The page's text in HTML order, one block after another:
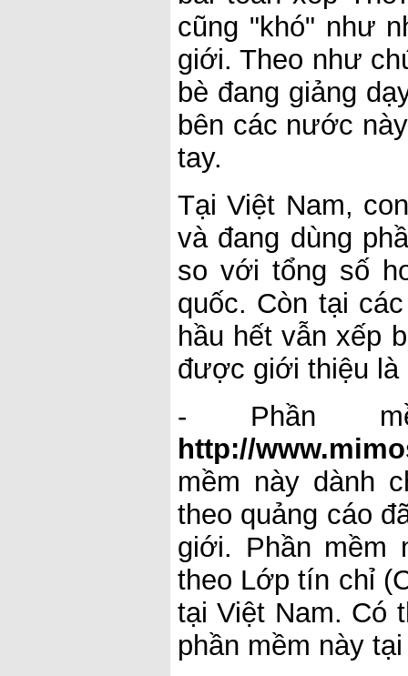
cũng "khó" như
giới. Theo như
bè đang giảng
bên các nước
tay.
Tại Việt Nam,
và đang dùng
so với tổng số
quốc. Còn tại
hầu hết vẫn xếp
được giới thiệu là
- Phần
http://
mềm này dành
theo quảng cáo
giới. Phần mềm
theo Lớp tín chỉ
tại Việt Nam. Có
phần mềm này